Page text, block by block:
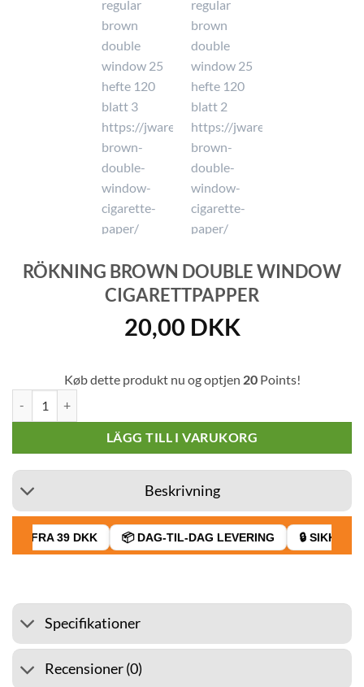
RÖKNING BROWN DOUBLE WINDOW
CIGARETTPAPPER
20,00 DKK
Køb dette produkt nu og optjen 20Points!
LÄGG TILL I VARUKORG
Beskrivning
FRA 39 DKK 📦 DAG-TIL-DAG LEVERING 🔒 SIKKER
Specifikationer
Recensioner (0)